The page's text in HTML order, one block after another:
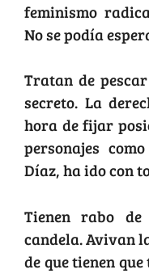
feminismo
No se podía
Tratan de
secreto. La
hora de fijar
personajes
Díaz, ha ido con
Tienen rabo
candela. Avivan
de que tienen